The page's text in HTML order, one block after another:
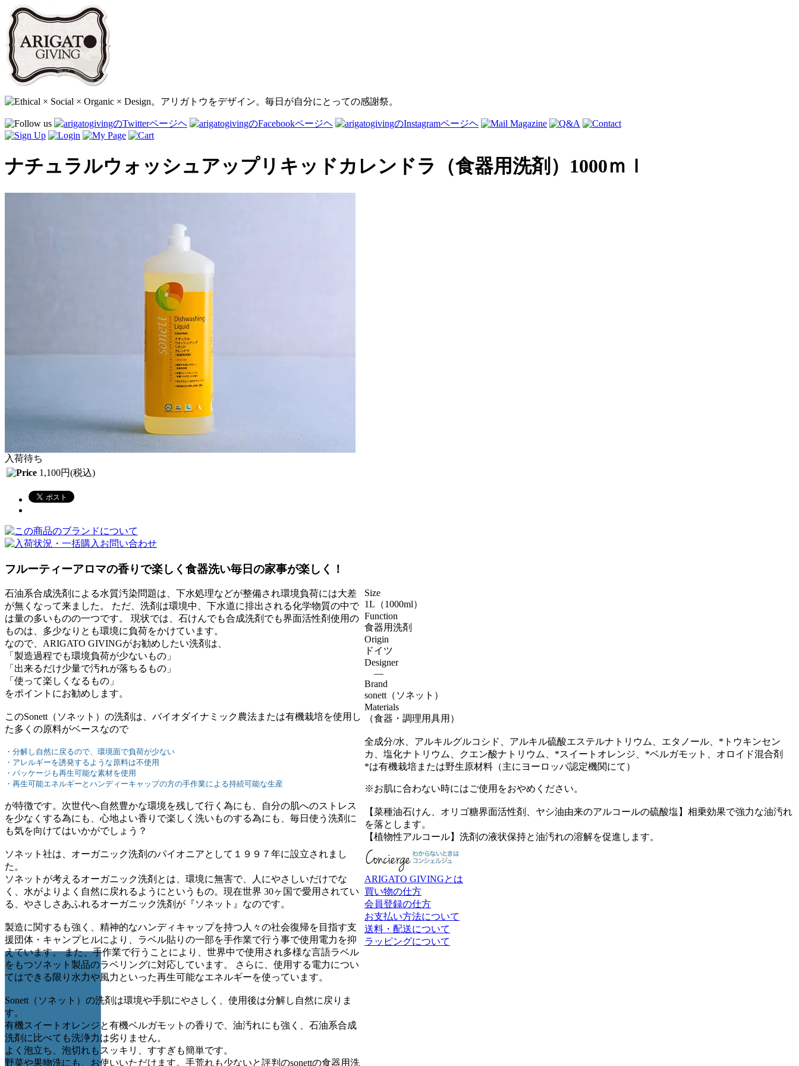
ナチュラルウォッシュアップリキッドカレンドラ（食器用洗剤）1000ｍｌ
入荷待ち
1,100円(税込)
フルーティーアロマの香りで楽しく食器洗い毎日の家事が楽しく！
石油系合成洗剤による水質汚染問題は、下水処理などが整備され環境負荷には大差
が無くなって来ました。 ただ、洗剤は環境中、下水道に排出される化学物質の中で
は量の多いものの一つです。 現状では、石けんでも合成洗剤でも界面活性剤使用の
ものは、多少なりとも環境に負荷をかけています。
なので、ARIGATO GIVINGがお勧めしたい洗剤は、
「製造過程でも環境負荷が少ないもの」
「出来るだけ少量で汚れが落ちるもの」
「使って楽しくなるもの」
をポイントにお勧めします。
このSonett（ソネット）の洗剤は、バイオダイナミック農法または有機栽培を使用し
た多くの原料がベースなので
・分解し自然に戻るので、環境面で負荷が少ない
・アレルギーを誘発するような原料は不使用
・パッケージも再生可能な素材を使用
・再生可能エネルギーとハンディーキャップの方の手作業による持続可能な生産
が特徴です。次世代へ自然豊かな環境を残して行く為にも、自分の肌へのストレス
を少なくする為にも、心地よい香りで楽しく洗いものする為にも、毎日使う洗剤に
も気を向けてはいかがでしょう？
ソネット社は、オーガニック洗剤のパイオニアとして１９９７年に設立されまし
た。
ソネットが考えるオーガニック洗剤とは、環境に無害で、人にやさしいだけでな
く、水がよりよく自然に戻れるようにというもの。現在世界 30ヶ国で愛用されてい
る、やさしさあふれるオーガニック洗剤が『ソネット』なのです。
製造に関するも強く、精神的なハンディキャップを持つ人々の社会復帰を目指す支
援団体・キャンプヒルにより、ラベル貼りの一部を手作業で行う事で使用電力を抑
えています。 また、手作業で行うことにより、世界中で使用され多様な言語ラベル
をもつソネット製品のラベリングに対応しています。 さらに、使用する電力につい
てはできる限り水力や風力といった再生可能なエネルギーを使っています。
Sonett（ソネット）の洗剤は環境や手肌にやさしく、使用後は分解し自然に戻りま
す。
有機スイートオレンジと有機ベルガモットの香りで、油汚れにも強く、石油系合成
洗剤に比べても洗浄力は劣りません。
よく泡立ち、泡切れもスッキリ、すすぎも簡単です。
野菜や果物洗にも、お使いいただけます。手荒れも少ないと評判のsonettの食器用洗
Size
1L（1000ml）
Function
食器用洗剤
Origin
ドイツ
Designer
―
Brand
sonett（ソネット）
Materials
（食器・調理用具用）
全成分/水、アルキルグルコシド、アルキル硫酸エステルナトリウム、エタノール、*トウキンセン
カ、塩化ナトリウム、クエン酸ナトリウム、*スイートオレンジ、*ベルガモット、オロイド混合剤
*は有機栽培または野生原材料（主にヨーロッパ認定機関にて）
※お肌に合わない時にはご使用をおやめください。
【菜種油石けん、オリゴ糖界面活性剤、ヤシ油由来のアルコールの硫酸塩】相乗効果で強力な油汚れ
を落とします。
【植物性アルコール】洗剤の液状保持と油汚れの溶解を促進します。
ARIGATO GIVINGとは
買い物の仕方
会員登録の仕方
お支払い方法について
送料・配送について
ラッピングについて